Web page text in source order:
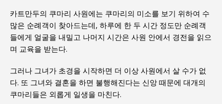
카트만두의 쿠마리 사원에는 쿠마리의 미소를 보기 위하여 수
많은 순례객이 찾아드는데, 하루에 한 두 시간 정도만 순례객
들에게 얼굴을 내밀고 나머지 시간은 사원 안에서 경전을 읽으
며 교육을 받는다.
그러나 그녀가 초경을 시작하면 더 이상 사원에서 살 수가 없
다. 또 그녀와 결혼을 하면 불행해진다는 신앙 때문에 대개의
쿠마리들은 외롭게 일생을 마친다.